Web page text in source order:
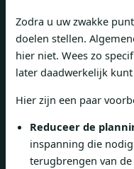
Zodra u uw zwakke
doelen stellen.
hier niet. Wees zo
later daadwerkelijk
Hier zijn een paar
Reduceer de
inspanning die
terugbrengen van